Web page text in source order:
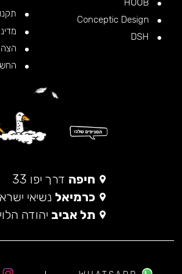
חיפה דרך יפו 33
כרמיאל נשיאי
תל אביב יהודה הלוי